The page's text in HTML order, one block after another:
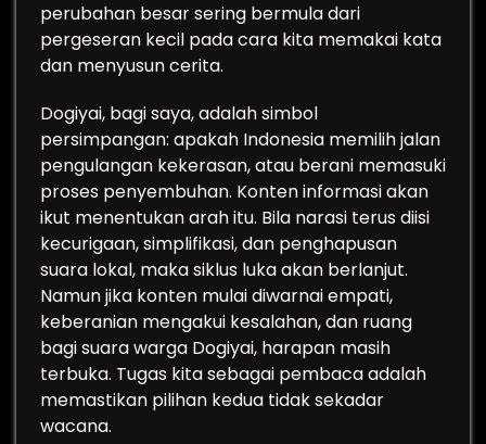
perubahan besar sering bermula dari
pergeseran kecil pada cara kita memakai kata
dan menyusun cerita.
Dogiyai, bagi saya, adalah simbol
persimpangan: apakah Indonesia memilih jalan
pengulangan kekerasan, atau berani memasuki
proses penyembuhan. Konten informasi akan
ikut menentukan arah itu. Bila narasi terus diisi
kecurigaan, simplifikasi, dan penghapusan
suara lokal, maka siklus luka akan berlanjut.
Namun jika konten mulai diwarnai empati,
keberanian mengakui kesalahan, dan ruang
bagi suara warga Dogiyai, harapan masih
terbuka. Tugas kita sebagai pembaca adalah
memastikan pilihan kedua tidak sekadar
wacana.